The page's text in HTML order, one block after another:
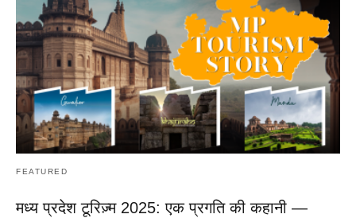
FEATURED
मध्य प्रदेश टूरिज़्म 2025: एक प्रगति की कहानी —